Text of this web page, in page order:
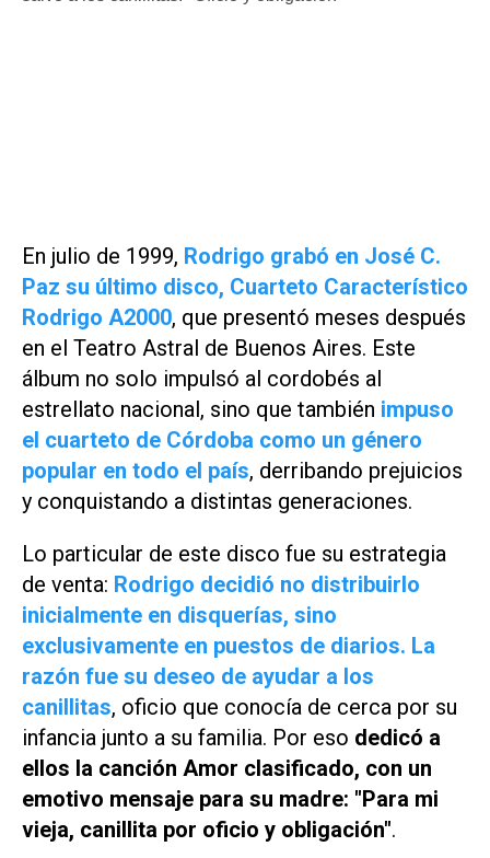
En julio de 1999, Rodrigo grabó en José C.
Paz su último disco, Cuarteto Característico
Rodrigo A2000, que presentó meses después
en el Teatro Astral de Buenos Aires. Este
álbum no solo impulsó al cordobés al
estrellato nacional, sino que también impuso
el cuarteto de Córdoba como un género
popular en todo el país, derribando prejuicios
y conquistando a distintas generaciones.
Lo particular de este disco fue su estrategia
de venta: Rodrigo decidió no distribuirlo
inicialmente en disquerías, sino
exclusivamente en puestos de diarios. La
razón fue su deseo de ayudar a los
canillitas, oficio que conocía de cerca por su
infancia junto a su familia. Por eso dedicó a
ellos la canción Amor clasificado, con un
emotivo mensaje para su madre: "Para mi
vieja, canillita por oficio y obligación".